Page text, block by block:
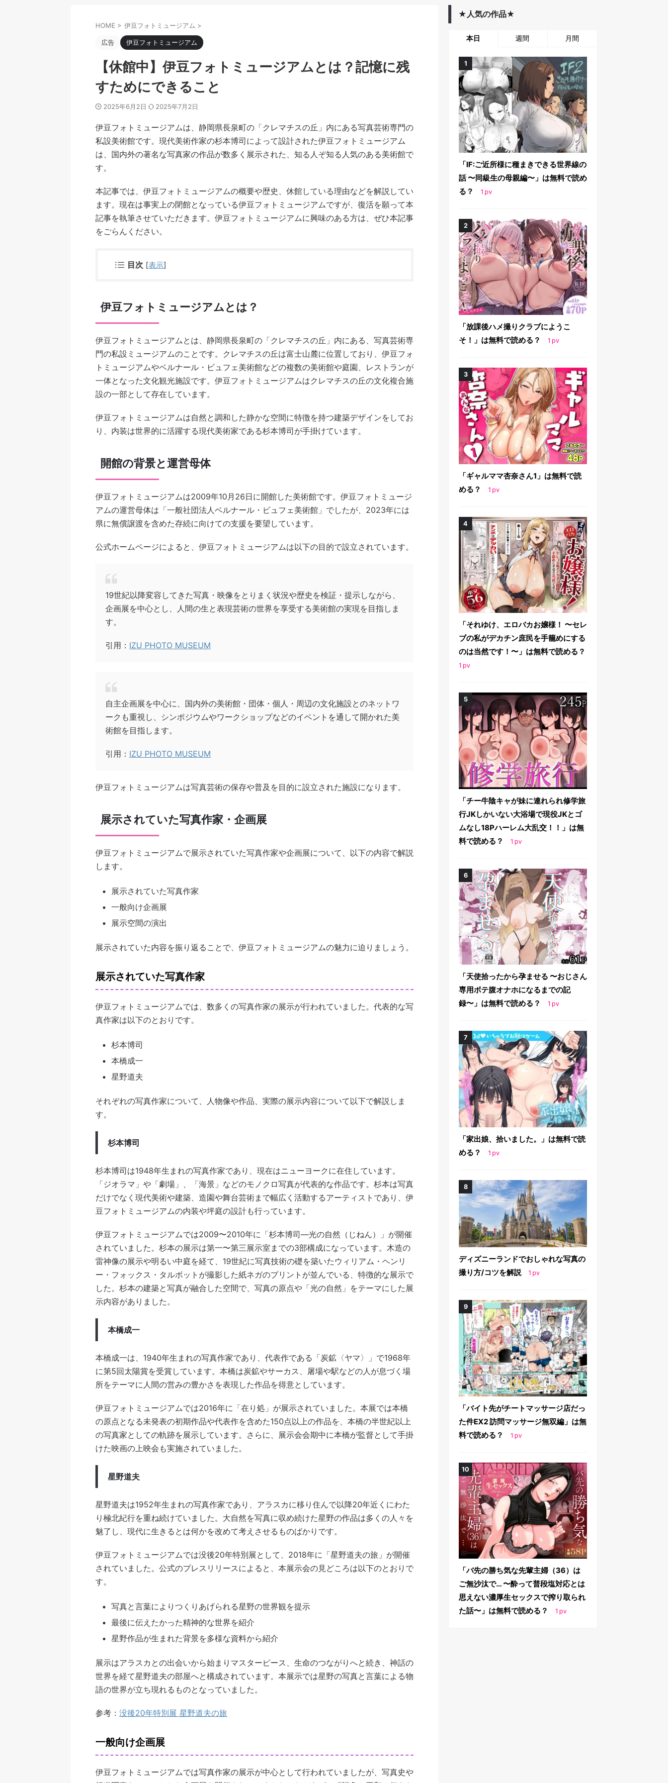
HOME > 伊豆フォトミュージアム >
広告 伊豆フォトミュージアム
【休館中】伊豆フォトミュージアムとは？記憶に残
すためにできること
2025年6月2日 2025年7月2日
伊豆フォトミュージアムは、静岡県長泉町の「クレマチスの丘」内にある写真芸術専門の
私設美術館です。現代美術作家の杉本博司によって設計された伊豆フォトミュージアム
は、国内外の著名な写真家の作品が数多く展示された、知る人ぞ知る人気のある美術館で
す。
本記事では、伊豆フォトミュージアムの概要や歴史、休館している理由などを解説してい
ます。現在は事実上の閉館となっている伊豆フォトミュージアムですが、復活を願って本
記事を執筆させていただきます。伊豆フォトミュージアムに興味のある方は、ぜひ本記事
をごらんください。
目次 [表示]
伊豆フォトミュージアムとは？
伊豆フォトミュージアムとは、静岡県長泉町の「クレマチスの丘」内にある、写真芸術専
門の私設ミュージアムのことです。クレマチスの丘は富士山麓に位置しており、伊豆フォ
トミュージアムやベルナール・ビュフェ美術館などの複数の美術館や庭園、レストランが
一体となった文化観光施設です。伊豆フォトミュージアムはクレマチスの丘の文化複合施
設の一部として存在しています。
伊豆フォトミュージアムは自然と調和した静かな空間に特徴を持つ建築デザインをしてお
り、内装は世界的に活躍する現代美術家である杉本博司が手掛けています。
開館の背景と運営母体
伊豆フォトミュージアムは2009年10月26日に開館した美術館です。伊豆フォトミュージ
アムの運営母体は「一般社団法人ベルナール・ビュフェ美術館」でしたが、2023年には
県に無償譲渡を含めた存続に向けての支援を要望しています。
公式ホームページによると、伊豆フォトミュージアムは以下の目的で設立されています。
19世紀以降変容してきた写真・映像をとりまく状況や歴史を検証・提示しながら、
企画展を中心とし、人間の生と表現芸術の世界を享受する美術館の実現を目指しま
す。
引用： IZU PHOTO MUSEUM
自主企画展を中心に、国内外の美術館・団体・個人・周辺の文化施設とのネットワ
ークも重視し、シンポジウムやワークショップなどのイベントを通して開かれた美
術館を目指します。
引用： IZU PHOTO MUSEUM
伊豆フォトミュージアムは写真芸術の保存や普及を目的に設立された施設になります。
展示されていた写真作家・企画展
伊豆フォトミュージアムで展示されていた写真作家や企画展について、以下の内容で解説
します。
展示されていた写真作家
一般向け企画展
展示空間の演出
展示されていた内容を振り返ることで、伊豆フォトミュージアムの魅力に迫りましょう。
展示されていた写真作家
伊豆フォトミュージアムでは、数多くの写真作家の展示が行われていました。代表的な写
真作家は以下のとおりです。
杉本博司
本橋成一
星野道夫
それぞれの写真作家について、人物像や作品、実際の展示内容について以下で解説しま
す。
杉本博司
杉本博司は1948年生まれの写真作家であり、現在はニューヨークに在住しています。
「ジオラマ」や「劇場」、「海景」などのモノクロ写真が代表的な作品です。杉本は写真
だけでなく現代美術や建築、造園や舞台芸術まで幅広く活動するアーティストであり、伊
豆フォトミュージアムの内装や坪庭の設計も行っています。
伊豆フォトミュージアムでは2009〜2010年に「杉本博司—光の自然（じねん）」が開催
されていました。杉本の展示は第一〜第三展示室までの3部構成になっています。木造の
雷神像の展示や明るい中庭を経て、19世紀に写真技術の礎を築いたウィリアム・ヘンリ
ー・フォックス・タルボットが撮影した紙ネガのプリントが並んでいる、特徴的な展示で
した。杉本の建築と写真が融合した空間で、写真の原点や「光の自然」をテーマにした展
示内容がありました。
本橋成一
本橋成一は、1940年生まれの写真作家であり、代表作である「炭鉱〈ヤマ〉」で1968年
に第5回太陽賞を受賞しています。本橋は炭鉱やサーカス、屠場や駅などの人が息づく場
所をテーマに人間の営みの豊かさを表現した作品を得意としています。
伊豆フォトミュージアムでは2016年に「在り処」が展示されていました。本展では本橋
の原点となる未発表の初期作品や代表作を含めた150点以上の作品を、本橋の半世紀以上
の写真家としての軌跡を展示しています。さらに、展示会会期中に本橋が監督として手掛
けた映画の上映会も実施されていました。
星野道夫
星野道夫は1952年生まれの写真作家であり、アラスカに移り住んで以降20年近くにわた
り極北紀行を重ね続けていました。大自然を写真に収め続けた星野の作品は多くの人々を
魅了し、現代に生きるとは何かを改めて考えさせるものばかりです。
伊豆フォトミュージアムでは没後20年特別展として、2018年に「星野道夫の旅」が開催
されていました。公式のプレスリリースによると、本展示会の見どころは以下のとおりで
す。
写真と言葉によりつくりあげられる星野の世界観を提示
最後に伝えたかった精神的な世界を紹介
星野作品が生まれた背景を多様な資料から紹介
展示はアラスカとの出会いから始まりマスターピース、生命のつながりへと続き、神話の
世界を経て星野道夫の部屋へと構成されています。本展示では星野の写真と言葉による物
語の世界が立ち現れるものとなっていました。
参考： 没後20年特別展 星野道夫の旅
一般向け企画展
伊豆フォトミュージアムでは写真作家の展示が中心として行われていましたが、写真史や
★人気の作品★
本日 週間 月間
「IF:ご近所様に種まきできる世界線の
話 〜同級生の母親編〜」は無料で読め
る？
1 pv
「放課後ハメ撮りクラブにようこ
そ！」は無料で読める？
1 pv
「ギャルママ杏奈さん1」は無料で読
める？
1 pv
「それゆけ、エロバカお嬢様！ 〜セレ
ブの私がデカチン庶民を手籠めにする
のは当然です！〜」は無料で読める？
1 pv
「チー牛陰キャが妹に連れられ修学旅
行JKしかいない大浴場で現役JKとゴ
ムなし18Pハーレム大乱交！！」は無
料で読める？
1 pv
「天使拾ったから孕ませる 〜おじさん
専用ボテ腹オナホになるまでの記
録〜」は無料で読める？
1 pv
「家出娘、拾いました。」は無料で読
める？
1 pv
ディズニーランドでおしゃれな写真の
撮り方/コツを解説
1 pv
「バイト先がチートマッサージ店だっ
た件EX2 訪問マッサージ無双編」は無
料で読める？
1 pv
「バ先の勝ち気な先輩主婦（36）は
ご無沙汰で… 〜酔って普段塩対応とは
思えない濃厚生セックスで搾り取られ
た話〜」は無料で読める？
1 pv